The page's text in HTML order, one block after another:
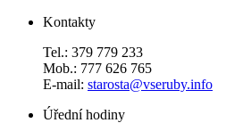
Kontakty
Tel.: 379 779 233
Mob.: 777 626 765
E-mail: starosta@vseruby.info
Úřední hodiny